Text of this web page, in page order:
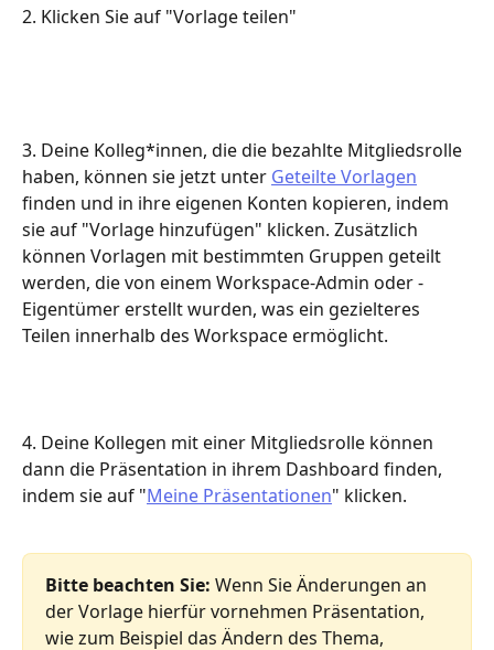
2. Klicken Sie auf "Vorlage teilen"
3. Deine Kolleg*innen, die die bezahlte Mitgliedsrolle
haben, können sie jetzt unter Geteilte Vorlagen
finden und in ihre eigenen Konten kopieren, indem
sie auf "Vorlage hinzufügen" klicken. Zusätzlich
können Vorlagen mit bestimmten Gruppen geteilt
werden, die von einem Workspace-Admin oder -
Eigentümer erstellt wurden, was ein gezielteres
Teilen innerhalb des Workspace ermöglicht.
4. Deine Kollegen mit einer Mitgliedsrolle können
dann die Präsentation in ihrem Dashboard finden,
indem sie auf "Meine Präsentationen" klicken.
Bitte beachten Sie: Wenn Sie Änderungen an
der Vorlage hierfür vornehmen Präsentation,
wie zum Beispiel das Ändern des Thema,